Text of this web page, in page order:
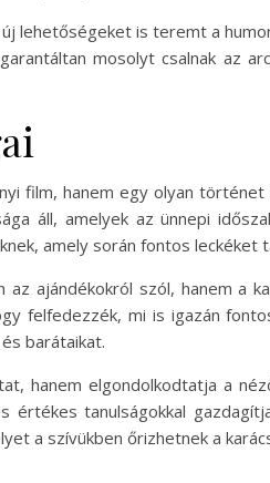
lehetőségeket is teremt a
mosolyt csalnak az
film, hanem egy olyan
áll, amelyek az ünnepi
amely során fontos leckéket
ajándékokról szól, hanem a
felfedezzék, mi is igazán
barátaikat.
hanem elgondolkodtatja a
értékes tanulságokkal
a szívükben őrizhetnek a